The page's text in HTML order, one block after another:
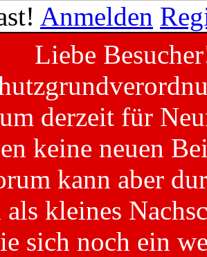
Anmelden
Liebe
derzeit für
keine neuen
kann aber
kleines
sich noch ein